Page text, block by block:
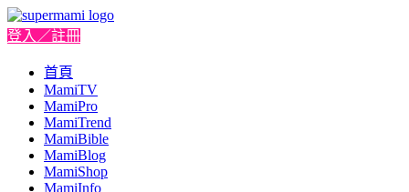
登入／註冊
首頁
MamiTV
MamiPro
MamiTrend
MamiBible
MamiBlog
MamiShop
MamiInfo